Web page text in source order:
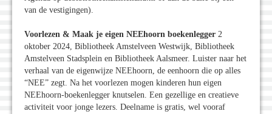
van de vestigingen).
Voorlezen & Maak je eigen NEEhoorn boekenlegger 2
oktober 2024, Bibliotheek Amstelveen Westwijk, Bibliotheek
Amstelveen Stadsplein en Bibliotheek Aalsmeer. Luister naar het
verhaal van de eigenwijze NEEhoorn, de eenhoorn die op alles
“NEE” zegt. Na het voorlezen mogen kinderen hun eigen
NEEhoorn-boekenlegger knutselen. Een gezellige en creatieve
activiteit voor jonge lezers. Deelname is gratis, wel vooraf